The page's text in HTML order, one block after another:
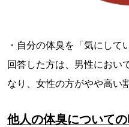
・自分の体臭を「気にして
回答した方は、男性におい
なり、女性の方がやや高い
他人の体臭について